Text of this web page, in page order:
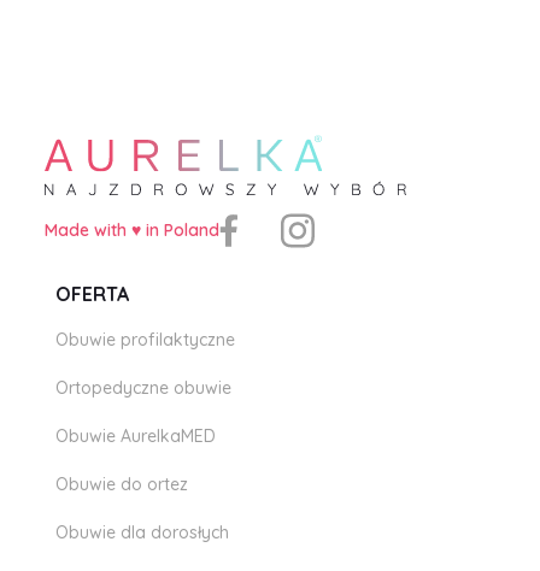
Made with ♥️ in Poland
OFERTA
Obuwie profilaktyczne
Ortopedyczne obuwie
Obuwie AurelkaMED
Obuwie do ortez
Obuwie dla dorosłych